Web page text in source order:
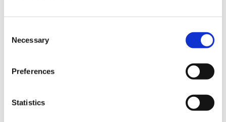
Selection
Necessary
Preferences
Statistics
農薬と混ぜての施肥は薬害などの心配がありますのでおすすめし
【バリカタ！】水稲での施用方法を教えてくだ
育苗中の急激な気温上昇などで苗が伸び過ぎたり、軟弱になった